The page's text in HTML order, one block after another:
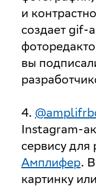
и
создает
вы
4.
Instagram-
сервису для
Амплифер.
картинку